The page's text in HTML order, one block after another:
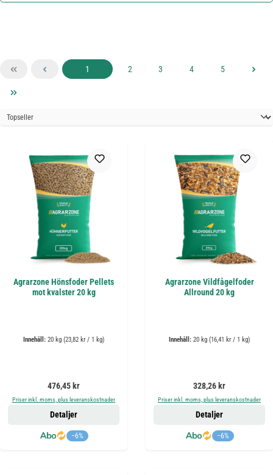
Sida
1 Sida
2 Sida
3 Sida
4 Sida
5
Agrarzone Hönsfoder Pellets
mot kvalster 20 kg
Innehåll: 20 kg (23,82 kr / 1 kg)
Ordinarie pris:
476,45 kr
Priser inkl. moms, plus leveranskostnader
−6%
Detaljer
Agrarzone Vildfågelfoder
Allround 20 kg
Innehåll: 20 kg (16,41 kr / 1 kg)
Ordinarie pris:
328,26 kr
Priser inkl. moms, plus leveranskostnader
−6%
Detaljer